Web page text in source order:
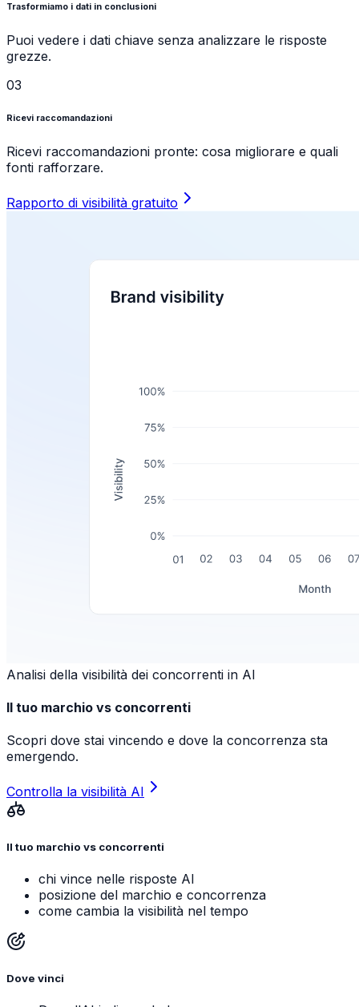
Trasformiamo i dati in conclusioni
Puoi vedere i dati chiave senza analizzare le risposte
grezze.
03
Ricevi raccomandazioni
Ricevi raccomandazioni pronte: cosa migliorare e quali
fonti rafforzare.
Rapporto di visibilità gratuito
Analisi della visibilità dei concorrenti in AI
Il tuo marchio vs concorrenti
Scopri dove stai vincendo e dove la concorrenza sta
emergendo.
Controlla la visibilità AI
Il tuo marchio vs concorrenti
chi vince nelle risposte AI
posizione del marchio e concorrenza
come cambia la visibilità nel tempo
Dove vinci